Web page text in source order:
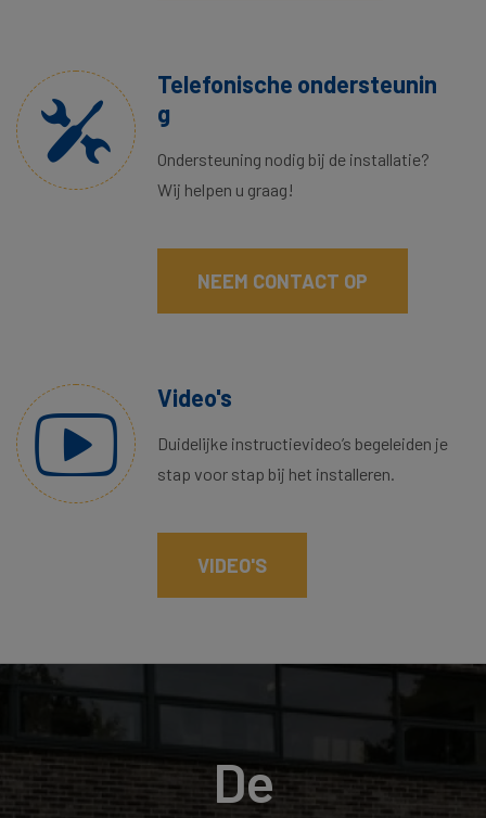
Telefonische ondersteunin
g
Ondersteuning nodig bij de installatie?
Wij helpen u graag!
NEEM CONTACT OP
Video's
Duidelijke instructievideo’s begeleiden je
stap voor stap bij het installeren.
VIDEO'S
De